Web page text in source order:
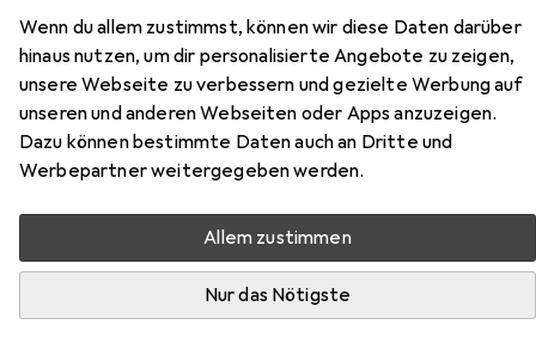
Wenn du allem zustimmst, können wir diese Daten darüber
hinaus nutzen, um dir personalisierte Angebote zu zeigen,
unsere Webseite zu verbessern und gezielte Werbung auf
unseren und anderen Webseiten oder Apps anzuzeigen.
Dazu können bestimmte Daten auch an Dritte und
Werbepartner weitergegeben werden.
Allem zustimmen
Nur das Nötigste
Zubehör für Sandisk Ultra Flair
Hier findest du passendes Zubehör zum Produkt Sandisk
Ultra Flair aus den Kategorien USB Kabel und Videokabel.
Relevanz